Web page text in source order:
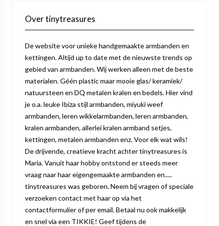
Over tinytreasures
De website voor unieke handgemaakte armbanden en
kettingen. Altijd up to date met de nieuwste trends op
gebied van armbanden. Wij werken alleen met de beste
materialen. Géén plastic maar mooie glas/ keramiek/
natuursteen en DQ metalen kralen en bedels. Hier vind
je o.a. leuke Ibiza stijl armbanden, miyuki weef
armbanden, leren wikkelarmbanden, leren armbanden,
kralen armbanden, allerlei kralen armband setjes,
kettingen, metalen armbanden enz. Voor elk wat wils!
De drijvende, creatieve kracht achter tinytreasures is
Maria. Vanuit haar hobby ontstond er steeds meer
vraag naar haar eigengemaakte armbanden en.....
tinytreasures was geboren. Neem bij vragen of speciale
verzoeken contact met haar op via het
contactformulier of per email. Betaal nu ook makkelijk
en snel via een TIKKIE! Geef tijdens de